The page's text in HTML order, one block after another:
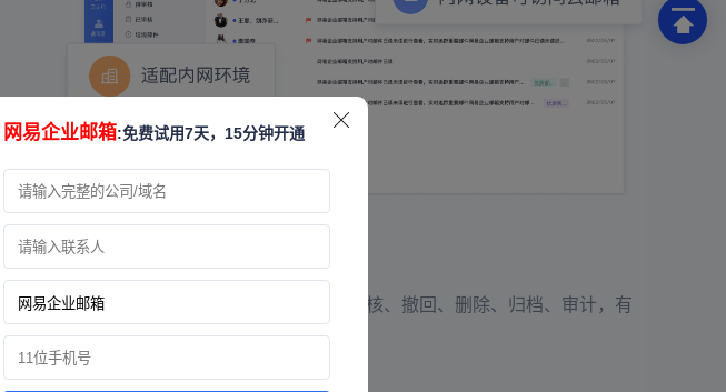
邮件数据管控
可基于邮件的使用场景，实现邮件敏感内容的审核、撤回、删除、归档、审计，有
效管控邮件数据。
邮件审核 邮件撤回
网易企业邮箱:免费试用7天，15分钟开通